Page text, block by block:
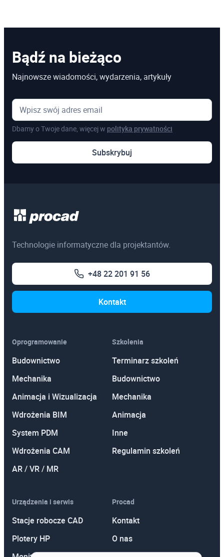
Bądź na bieżąco
Najnowsze wiadomości, wydarzenia, artykuły
Dbamy o Twoje dane, więcej w polityka prywatności
Subskrybuj
Technologie informatyczne dla projektantów.
+48 22 201 91 56
Kontakt
Oprogramowanie
Budownictwo
Mechanika
Animacja i Wizualizacja
Wdrożenia BIM
System PDM
Wdrożenia CAM
AR / VR / MR
Szkolenia
Terminarz szkoleń
Budownictwo
Mechanika
Animacja
Inne
Regulamin szkoleń
Urządzenia i serwis
Stacje robocze CAD
Plotery HP
Procad
Kontakt
O nas